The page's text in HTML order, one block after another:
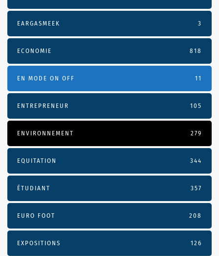
EARGASMEEK 3
ECONOMIE 818
EN MODE ON OFF 11
ENTREPRENEUR 105
ENVIRONNEMENT 279
EQUITATION 344
ÉTUDIANT 357
EURO FOOT 208
EXPOSITIONS 126